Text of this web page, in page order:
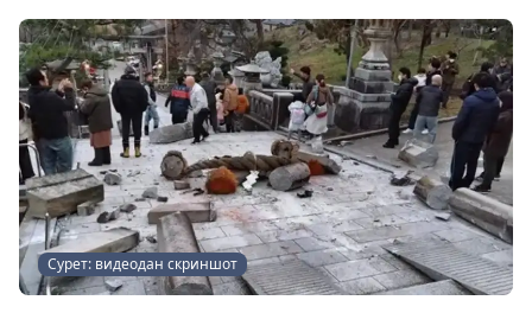
Сурет: видеодан скриншот